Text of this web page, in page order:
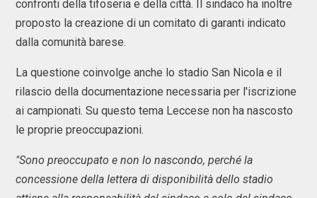
confronti della tifoseria e della città. Il sindaco ha inoltre
proposto la creazione di un comitato di garanti indicato
dalla comunità barese.
La questione coinvolge anche lo stadio San Nicola e il
rilascio della documentazione necessaria per l'iscrizione
ai campionati. Su questo tema Leccese non ha nascosto
le proprie preoccupazioni.
"Sono preoccupato e non lo nascondo, perché la
concessione della lettera di disponibilità dello stadio